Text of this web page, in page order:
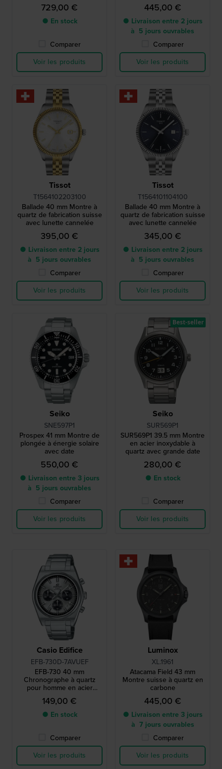
729,00 €
● En stock
Comparer
Voir les produits
445,00 €
● Livraison entre 2 jours
à 5 jours ouvrables
Comparer
Voir les produits
Tissot
T1564102203100
Ballade 40 mm Montre à
quartz de fabrication suisse
avec lunette cannelée
395,00 €
● Livraison entre 2 jours
à 5 jours ouvrables
Comparer
Voir les produits
Tissot
T1564101104100
Ballade 40 mm Montre à
quartz de fabrication suisse
avec lunette cannelée
345,00 €
● Livraison entre 2 jours
à 5 jours ouvrables
Comparer
Voir les produits
Seiko
SNE597P1
Prospex 41 mm Montre de
plongée à énergie solaire
avec date
550,00 €
● Livraison entre 3 jours
à 5 jours ouvrables
Comparer
Voir les produits
Seiko
SUR569P1
SUR569P1 39.5 mm Montre
en acier inoxydable à
quartz avec grande date
280,00 €
● En stock
Comparer
Voir les produits
Best-seller
Casio Edifice
EFB-730D-7AVUEF
EFB-730 40 mm
Chronographe à quartz
pour homme en acier
inoxydable
149,00 €
● En stock
Comparer
Voir les produits
Luminox
XL.1961
Atacama Field 43 mm
Montre suisse à quartz en
carbone
445,00 €
● Livraison entre 3 jours
à 7 jours ouvrables
Comparer
Voir les produits